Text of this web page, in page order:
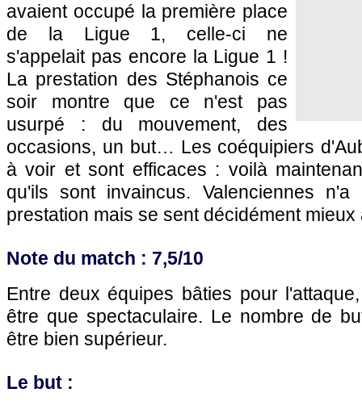
avaient occupé la première place
de la Ligue 1, celle-ci ne
s'appelait pas encore la Ligue 1 !
La prestation des Stéphanois ce
soir montre que ce n'est pas
usurpé : du mouvement, des
occasions, un but… Les coéquipiers
à voir et sont efficaces : voilà
qu'ils sont invaincus. Valenciennes
prestation mais se sent décidément mieux
Note du match : 7,5/10
Entre deux équipes bâties pour
être que spectaculaire. Le nombre de
être bien supérieur.
Le but :